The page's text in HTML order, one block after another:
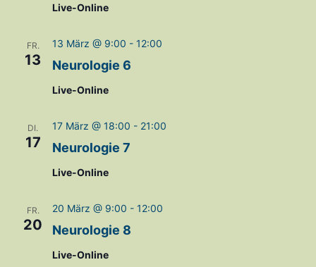
Live-Online
FR.
13 Neurologie 6
13 März @ 9:00 - 12:00
Live-Online
DI.
17 Neurologie 7
17 März @ 18:00 - 21:00
Live-Online
FR.
20 Neurologie 8
20 März @ 9:00 - 12:00
Live-Online